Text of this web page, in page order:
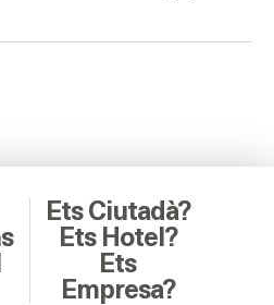
Ets Ciutadà?
Ets Hotel?
Ets
Empresa?